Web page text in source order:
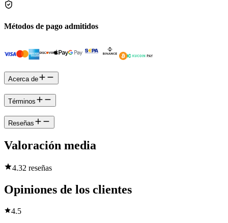
Métodos de pago admitidos
Acerca de
Términos
Reseñas
Valoración media
4.32 reseñas
Opiniones de los clientes
4.5